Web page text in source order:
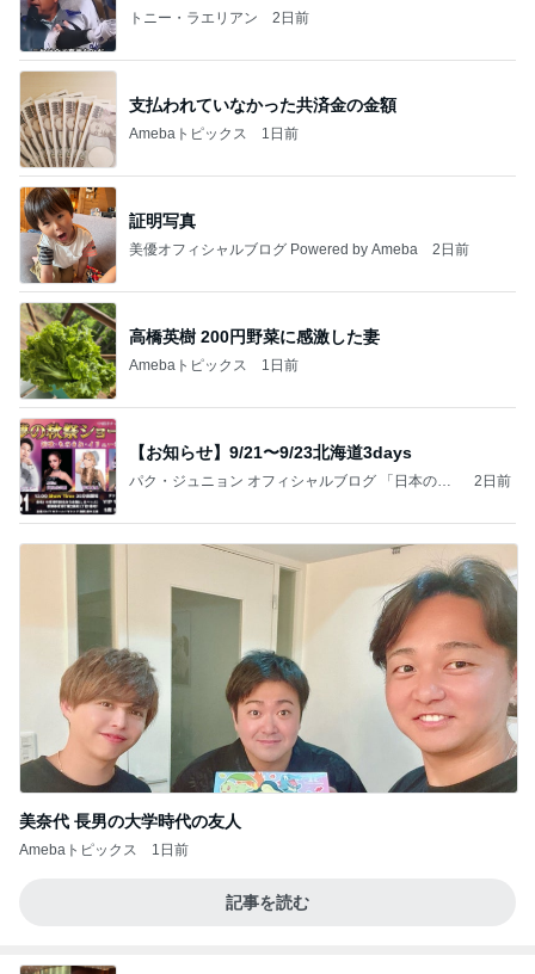
トニー・ラエリアン 2日前
支払われていなかった共済金の金額
Amebaトピックス 1日前
証明写真
美優オフィシャルブログ Powered by Ameba 2日前
高橋英樹 200円野菜に感激した妻
Amebaトピックス 1日前
【お知らせ】9/21〜9/23北海道3days
パク・ジュニョン オフィシャルブログ 「日本の
2日前
美奈代 長男の大学時代の友人
Amebaトピックス 1日前
記事を読む